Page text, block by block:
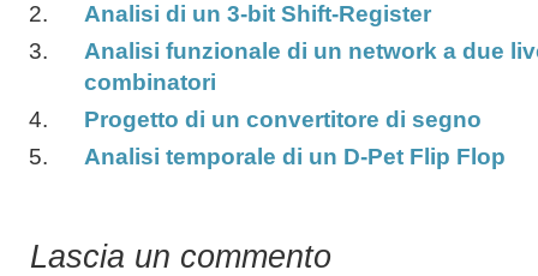
Analisi di un 3-bit Shift-Register
Analisi funzionale di un network a due
combinatori
Progetto di un convertitore di segno
Analisi temporale di un D-Pet Flip Flop
Lascia un commento